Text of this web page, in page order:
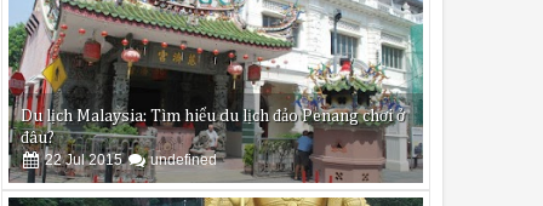
các chế độ rửa nhanh và rửa đặc biệt (chế độ rửa nửa tải)
bát còn có khả năng diệt khuẩn lên đến 99%, bảo vệ sức khỏe
Du lịch Malaysia: Tìm hiểu du lịch đảo Penang chơi ở
đâu?
22 Jul 2015 undefined